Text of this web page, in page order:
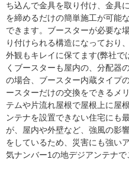
ち込んで金具を取り付け、金具
を締めるだけの簡単施工が可能
できます。ブースターが必要な
り付けられる構造になっており
外観もキレイに保てます(弊社
くブースターも屋内の、分配器
の場合、ブースター内蔵タイプ
ースターだけの交換をできるメ
テムや片流れ屋根で屋根上に屋
ンテナを設置できない住宅にも
が、屋内や外壁など、強風の影
をしているため、災害にも強い
気ナンバー1の地デジアンテナで